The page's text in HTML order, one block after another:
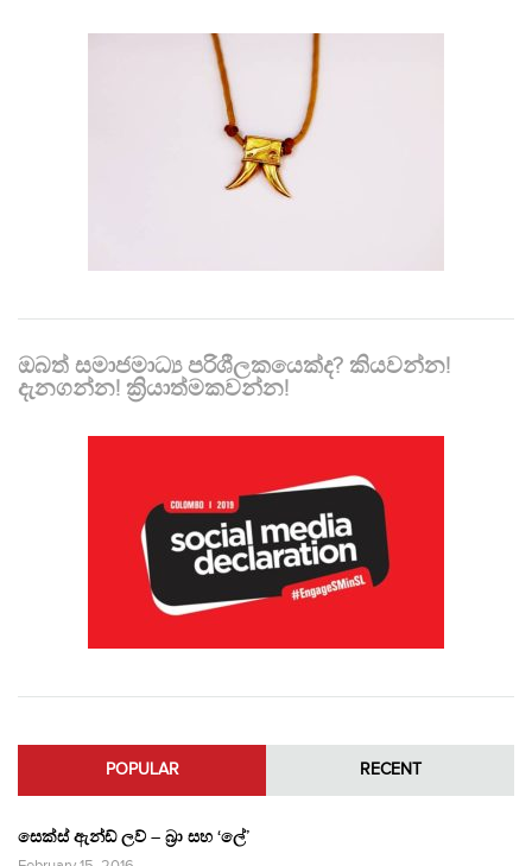
ඔබත් සමාජමාධ්‍ය පරිශීලකයෙක්ද? කියවන්න!
දැනගන්න! ක්‍රියාත්මකවන්න!
POPULAR RECENT
සෙක්ස් ඇන්ඩ් ලව් – බ්‍රා සහ ‘ලේ’